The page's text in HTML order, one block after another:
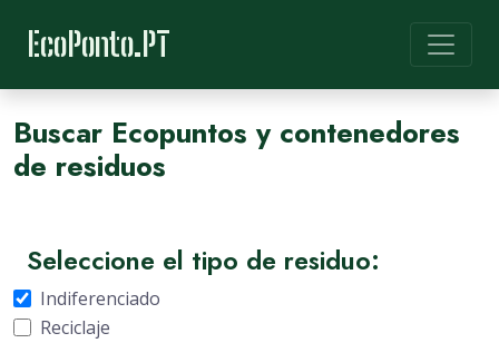
EcoPonto.PT
Buscar Ecopuntos y contenedores
de residuos
Seleccione el tipo de residuo:
Indiferenciado
Reciclaje